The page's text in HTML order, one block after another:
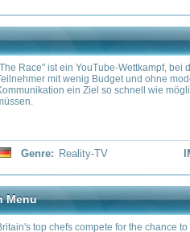
for the chance to cook a four-
a high-profile figure.
TV IMDb:8.5 / 10